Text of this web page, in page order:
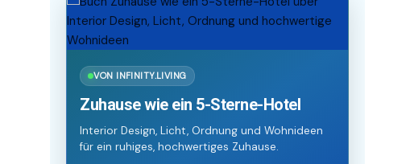
VON INFINITY.LIVING
Zuhause wie ein 5-Sterne-Hotel
Interior Design, Licht, Ordnung und Wohnideen
für ein ruhiges, hochwertiges Zuhause.